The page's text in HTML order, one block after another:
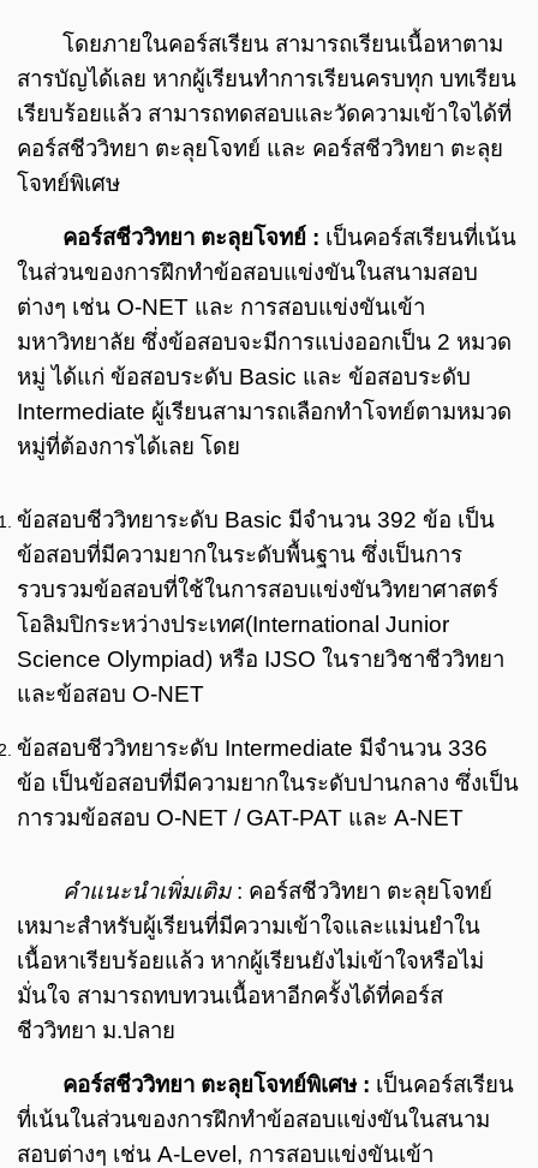
โดยภายในคอร์สเรียน สามารถเรียนเนื้อหาตาม
สารบัญได้เลย หากผู้เรียนทำการเรียนครบทุก บทเรียน
เรียบร้อยแล้ว สามารถทดสอบและวัดความเข้าใจได้ที่
คอร์สชีววิทยา ตะลุยโจทย์ และ คอร์สชีววิทยา ตะลุย
โจทย์พิเศษ
คอร์สชีววิทยา ตะลุยโจทย์ : เป็นคอร์สเรียนที่เน้น
ในส่วนของการฝึกทำข้อสอบแข่งขันในสนามสอบ
ต่างๆ เช่น O-NET และ การสอบแข่งขันเข้า
มหาวิทยาลัย ซึ่งข้อสอบจะมีการแบ่งออกเป็น 2 หมวด
หมู่ ได้แก่ ข้อสอบระดับ Basic และ ข้อสอบระดับ
Intermediate ผู้เรียนสามารถเลือกทำโจทย์ตามหมวด
หมู่ที่ต้องการได้เลย โดย
ข้อสอบชีววิทยาระดับ Basic มีจำนวน 392 ข้อ เป็น
ข้อสอบที่มีความยากในระดับพื้นฐาน ซึ่งเป็นการ
รวบรวมข้อสอบที่ใช้ในการสอบแข่งขันวิทยาศาสตร์
โอลิมปิกระหว่างประเทศ(International Junior
Science Olympiad) หรือ IJSO ในรายวิชาชีววิทยา
และข้อสอบ O-NET
ข้อสอบชีววิทยาระดับ Intermediate มีจำนวน 336
ข้อ เป็นข้อสอบที่มีความยากในระดับปานกลาง ซึ่งเป็น
การวมข้อสอบ O-NET / GAT-PAT และ A-NET
คำแนะนำเพิ่มเติม: คอร์สชีววิทยา ตะลุยโจทย์
เหมาะสำหรับผู้เรียนที่มีความเข้าใจและแม่นยำใน
เนื้อหาเรียบร้อยแล้ว หากผู้เรียนยังไม่เข้าใจหรือไม่
มั่นใจ สามารถทบทวนเนื้อหาอีกครั้งได้ที่คอร์ส
ชีววิทยา ม.ปลาย
คอร์สชีววิทยา ตะลุยโจทย์พิเศษ : เป็นคอร์สเรียน
ที่เน้นในส่วนของการฝึกทำข้อสอบแข่งขันในสนาม
สอบต่างๆ เช่น A-Level, การสอบแข่งขันเข้า